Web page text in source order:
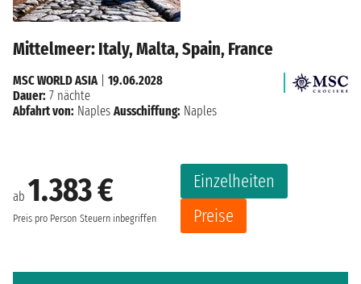
Mittelmeer: Italy, Malta, Spain, France
ab 1.383 €
Preis pro Person Steuern inbegriffen
Einzelheiten
Preise
MSC WORLD ASIA| 19.06.2028
Dauer: 7 nächte
Abfahrt von: Naples Ausschiffung: Naples